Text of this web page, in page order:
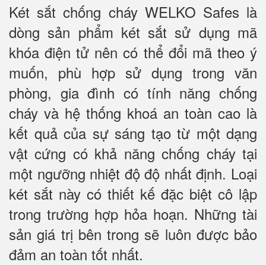
Két sắt chống cháy WELKO Safes là
dòng sản phẩm két sắt sử dụng mã
khóa điện tử nên có thể đổi mã theo ý
muốn, phù hợp sử dụng trong văn
phòng, gia đình có tính năng chống
cháy và hệ thống khoá an toàn cao là
kết quả của sự sáng tạo từ một dạng
vật cứng có khả năng chống cháy tại
một ngưỡng nhiệt độ độ nhất định. Loại
két sắt này có thiết kế đặc biệt cô lập
trong trường hợp hỏa hoạn. Những tài
sản giá trị bên trong sẽ luôn được bảo
đảm an toàn tốt nhất.